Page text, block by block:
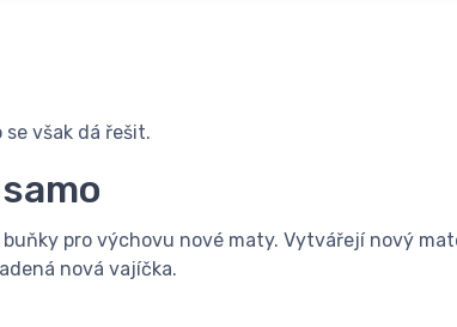
však dá řešit.
pro výchovu nové maty. Vytvářejí nový
nová vajíčka.